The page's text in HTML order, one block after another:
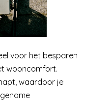
voor het besparen
wooncomfort.
waardoor je